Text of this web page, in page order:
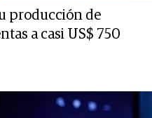
producción de
a casi US$ 750